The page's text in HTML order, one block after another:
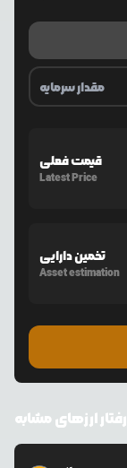
قیمت فعلی
Latest Price
تخمین دارایی
Asset estimation
رفتار ارزهای مشابه